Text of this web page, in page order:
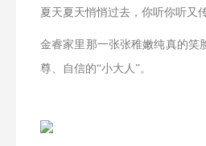
夏天夏天悄悄过去，你听你听又
金睿家里那一张张稚嫩纯真的笑
尊、自信的“小大人”。